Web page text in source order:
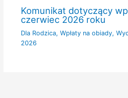
Komunikat dotyczący
czerwiec 2026 roku
Dla Rodzica, Wpłaty na obiady,
2026